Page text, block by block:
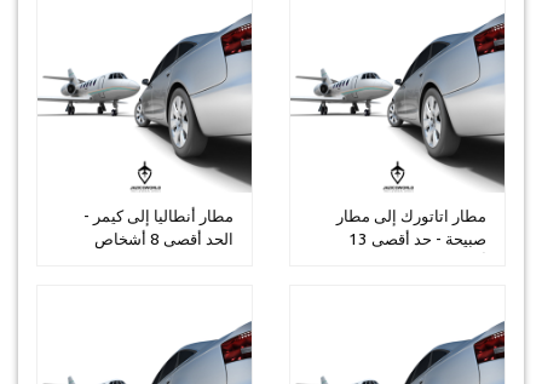
مطار أنطاليا إلى كيمر -
الحد أقصى 8 أشخاص
مطار اتاتورك إلى مطار
صبيحة - حد أقصى 13